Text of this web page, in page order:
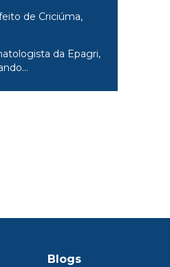
de Criciúma,
da Epagri,
Blogs